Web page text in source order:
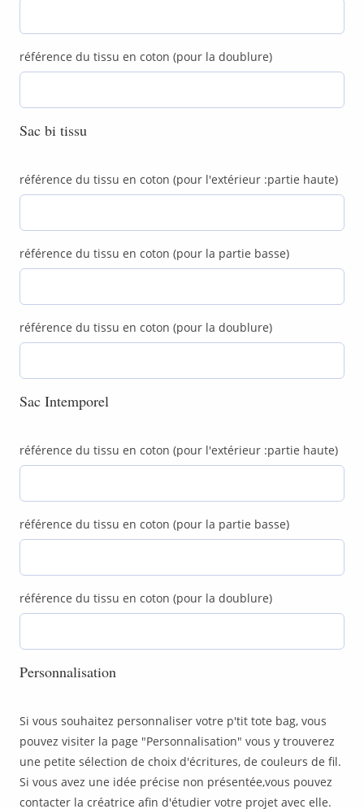
référence du tissu en coton (pour la doublure)
Sac bi tissu
référence du tissu en coton (pour l'extérieur :partie haute)
référence du tissu en coton (pour la partie basse)
référence du tissu en coton (pour la doublure)
Sac Intemporel
référence du tissu en coton (pour l'extérieur :partie haute)
référence du tissu en coton (pour la partie basse)
référence du tissu en coton (pour la doublure)
Personnalisation
Si vous souhaitez personnaliser votre p'tit tote bag, vous
pouvez visiter la page "Personnalisation" vous y trouverez
une petite sélection de choix d'écritures, de couleurs de fil.
Si vous avez une idée précise non présentée,vous pouvez
contacter la créatrice afin d'étudier votre projet avec elle.